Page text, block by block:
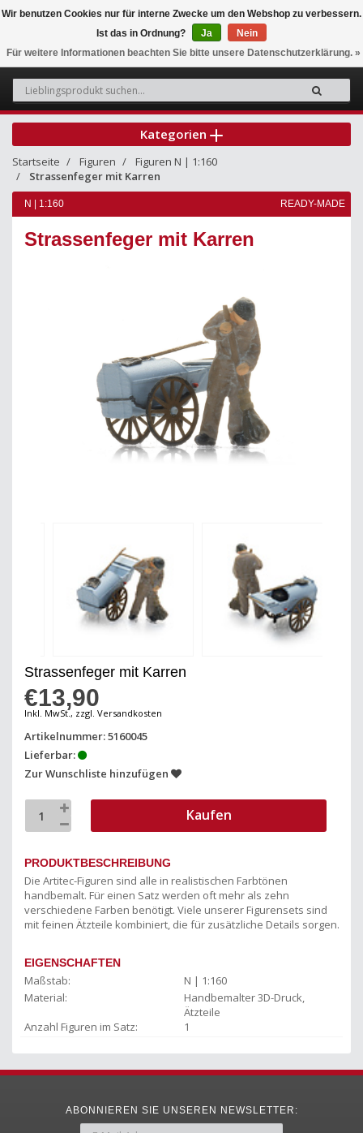
0
Kategorien
Startseite Figuren
Figuren N | 1:160
Strassenfeger mit Karren
N | 1:160 READY-MADE
Strassenfeger mit Karren
Strassenfeger mit Karren
€13,90
Inkl. MwSt., zzgl. Versandkosten
Artikelnummer: 5160045
Lieferbar:
Zur Wunschliste hinzufügen
Kaufen
PRODUKTBESCHREIBUNG
Die Artitec-Figuren sind alle in realistischen Farbtönen
handbemalt. Für einen Satz werden oft mehr als zehn
verschiedene Farben benötigt. Viele unserer Figurensets sind
mit feinen Ätzteile kombiniert, die für zusätzliche Details sorgen.
EIGENSCHAFTEN
Maßstab:
N | 1:160
Material:
Handbemalter 3D-Druck,
Ätzteile
Anzahl Figuren im Satz:
1
ABONNIEREN SIE UNSEREN NEWSLETTER:
Wir benutzen Cookies nur für interne Zwecke um den Webshop zu verbessern.
Ist das in Ordnung?
Ja
Nein
Für weitere Informationen beachten Sie bitte unsere Datenschutzerklärung. »